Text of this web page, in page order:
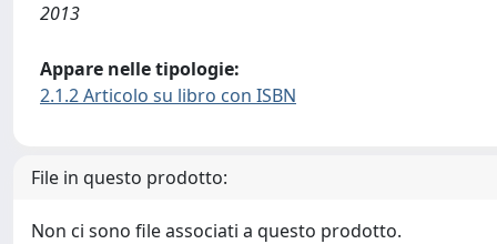
2013
Appare nelle tipologie:
2.1.2 Articolo su libro con ISBN
File in questo prodotto:
Non ci sono file associati a questo prodotto.